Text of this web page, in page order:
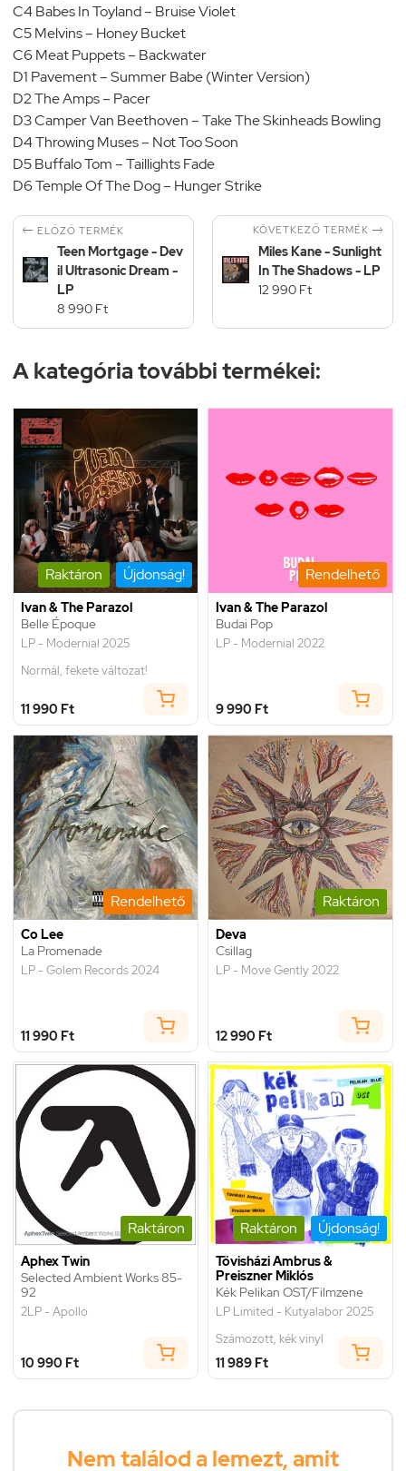
C4 Babes In Toyland – Bruise Violet
C5 Melvins – Honey Bucket
C6 Meat Puppets – Backwater
D1 Pavement – Summer Babe (Winter Version)
D2 The Amps – Pacer
D3 Camper Van Beethoven – Take The Skinheads Bowling
D4 Throwing Muses – Not Too Soon
D5 Buffalo Tom – Taillights Fade
D6 Temple Of The Dog – Hunger Strike
 ELŐZŐ TERMÉK
Teen Mortgage - Dev
il Ultrasonic Dream -
LP
8 990 Ft
KÖVETKEZŐ TERMÉK 
Miles Kane - Sunlight
In The Shadows - LP
12 990 Ft
A kategória további termékei:
Raktáron Újdonság!
Ivan & The Parazol
Belle Époque
LP - Modernial 2025
Normál, fekete változat!
11 990 Ft
Rendelhető
Ivan & The Parazol
Budai Pop
LP - Modernial 2022
9 990 Ft
Rendelhető
Co Lee
La Promenade
LP - Golem Records 2024
11 990 Ft
Raktáron
Deva
Csillag
LP - Move Gently 2022
12 990 Ft
Raktáron
Aphex Twin
Selected Ambient Works 85-
92
2LP - Apollo
10 990 Ft
Raktáron Újdonság!
Tövisházi Ambrus &
Preiszner Miklós
Kék Pelikan OST/Filmzene
LP Limited - Kutyalabor 2025
Számozott, kék vinyl
11 989 Ft
Nem találod a lemezt, amit